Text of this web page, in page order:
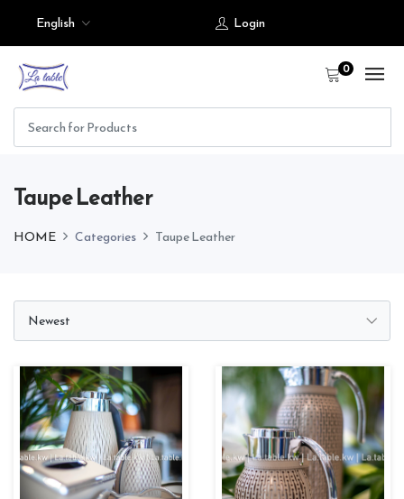
English Login
0
Taupe Leather
HOME Categories Taupe Leather